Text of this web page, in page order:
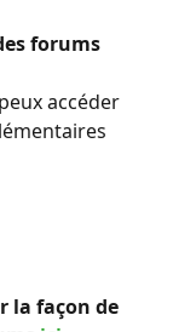
forums
accéder
la façon de